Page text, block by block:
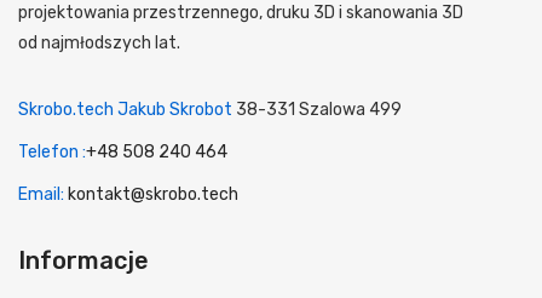
projektowania przestrzennego, druku 3D i skanowania 3D
od najmłodszych lat.
Skrobo.tech Jakub Skrobot 38-331 Szalowa 499
Telefon :+48 508 240 464
Email: kontakt@skrobo.tech
Informacje